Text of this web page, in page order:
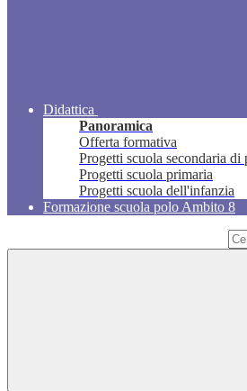
Didattica
Panoramica
Offerta formativa
Progetti scuola secondaria di
Progetti scuola primaria
Progetti scuola dell'infanzia
Formazione scuola polo Ambito 8